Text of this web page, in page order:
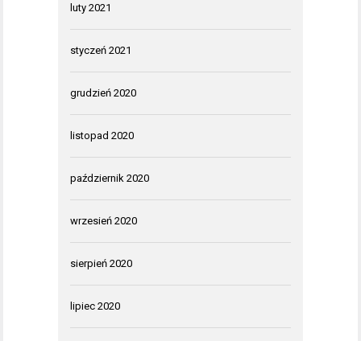
luty 2021
styczeń 2021
grudzień 2020
listopad 2020
październik 2020
wrzesień 2020
sierpień 2020
lipiec 2020